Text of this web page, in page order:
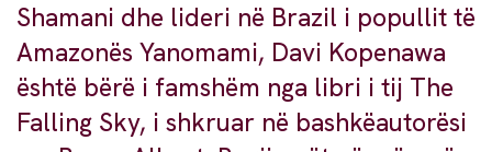
Shamani dhe lideri në Brazil i popullit të
Amazonës Yanomami, Davi Kopenawa
është bërë i famshëm nga libri i tij The
Falling Sky, i shkruar në bashkëautorësi